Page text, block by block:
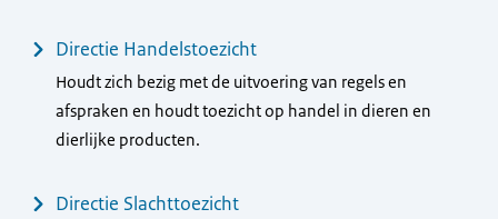
Directie Handelstoezicht
Houdt zich bezig met de uitvoering van regels en
afspraken en houdt toezicht op handel in dieren en
dierlijke producten.
Directie Slachttoezicht